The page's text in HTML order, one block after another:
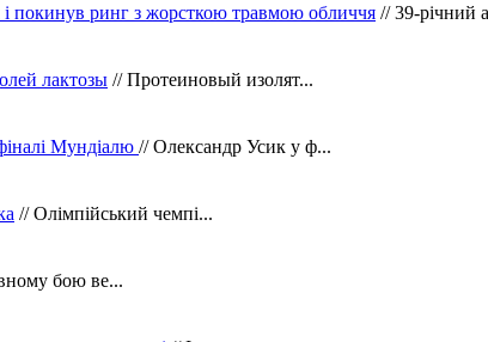
і покинув ринг з жорсткою травмою обличчя // 39-річний
лактозы // Протеиновый изолят...
Мундіалю // Олександр Усик у ф...
// Олімпійський чемпі...
бою ве...